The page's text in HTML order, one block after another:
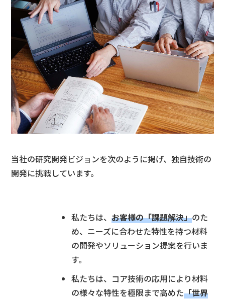
当社の研究開発ビジョンを次のように掲げ、独自技術の
開発に挑戦しています。
私たちは、お客様の「課題解決」のた
め、ニーズに合わせた特性を持つ材料
の開発やソリューション提案を行いま
す。
私たちは、コア技術の応用により材料
の様々な特性を極限まで高めた「世界